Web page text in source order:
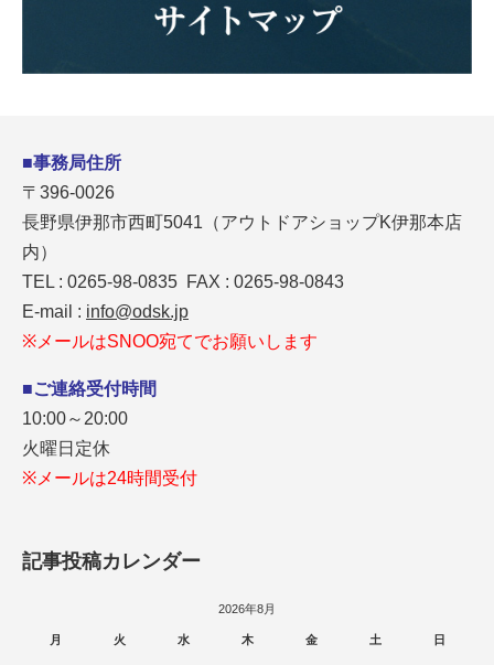
■事務局住所
〒396-0026
長野県伊那市西町5041（アウトドアショップK伊那本店
内）
TEL : 0265-98-0835 FAX : 0265-98-0843
E-mail : info@odsk.jp
※メールはSNOO宛てでお願いします
■ご連絡受付時間
10:00～20:00
火曜日定休
※メールは24時間受付
記事投稿カレンダー
2026年8月
月 火 水 木 金 土 日